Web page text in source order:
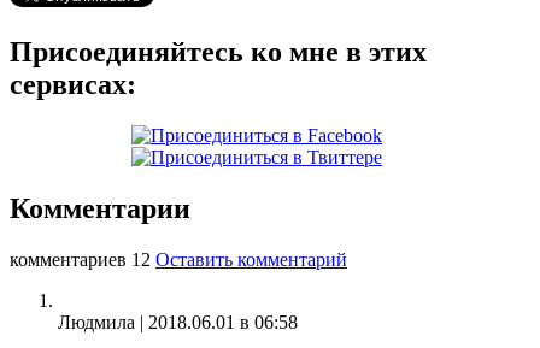
Присоединяйтесь ко мне в этих
сервисах:
Комментарии
комментариев 12 Оставить комментарий
Людмила | 2018.06.01 в 06:58